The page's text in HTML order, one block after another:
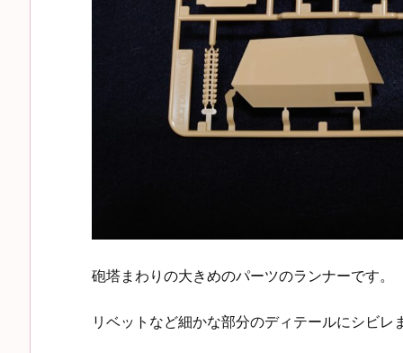
砲塔まわりの大きめのパーツのランナーです。
リベットなど細かな部分のディテールにシビレ